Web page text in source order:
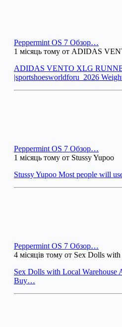
Peppermint OS 7 Обзор…
1 місяць тому от ADIDAS
ADIDAS VENTO XLG
|sportshoesworldforu_2026
Peppermint OS 7 Обзор…
1 місяць тому от Stussy Yupoo
Stussy Yupoo Most people will
Peppermint OS 7 Обзор…
4 місяців тому от Sex Dolls
Sex Dolls with Local Warehouse
Buy…